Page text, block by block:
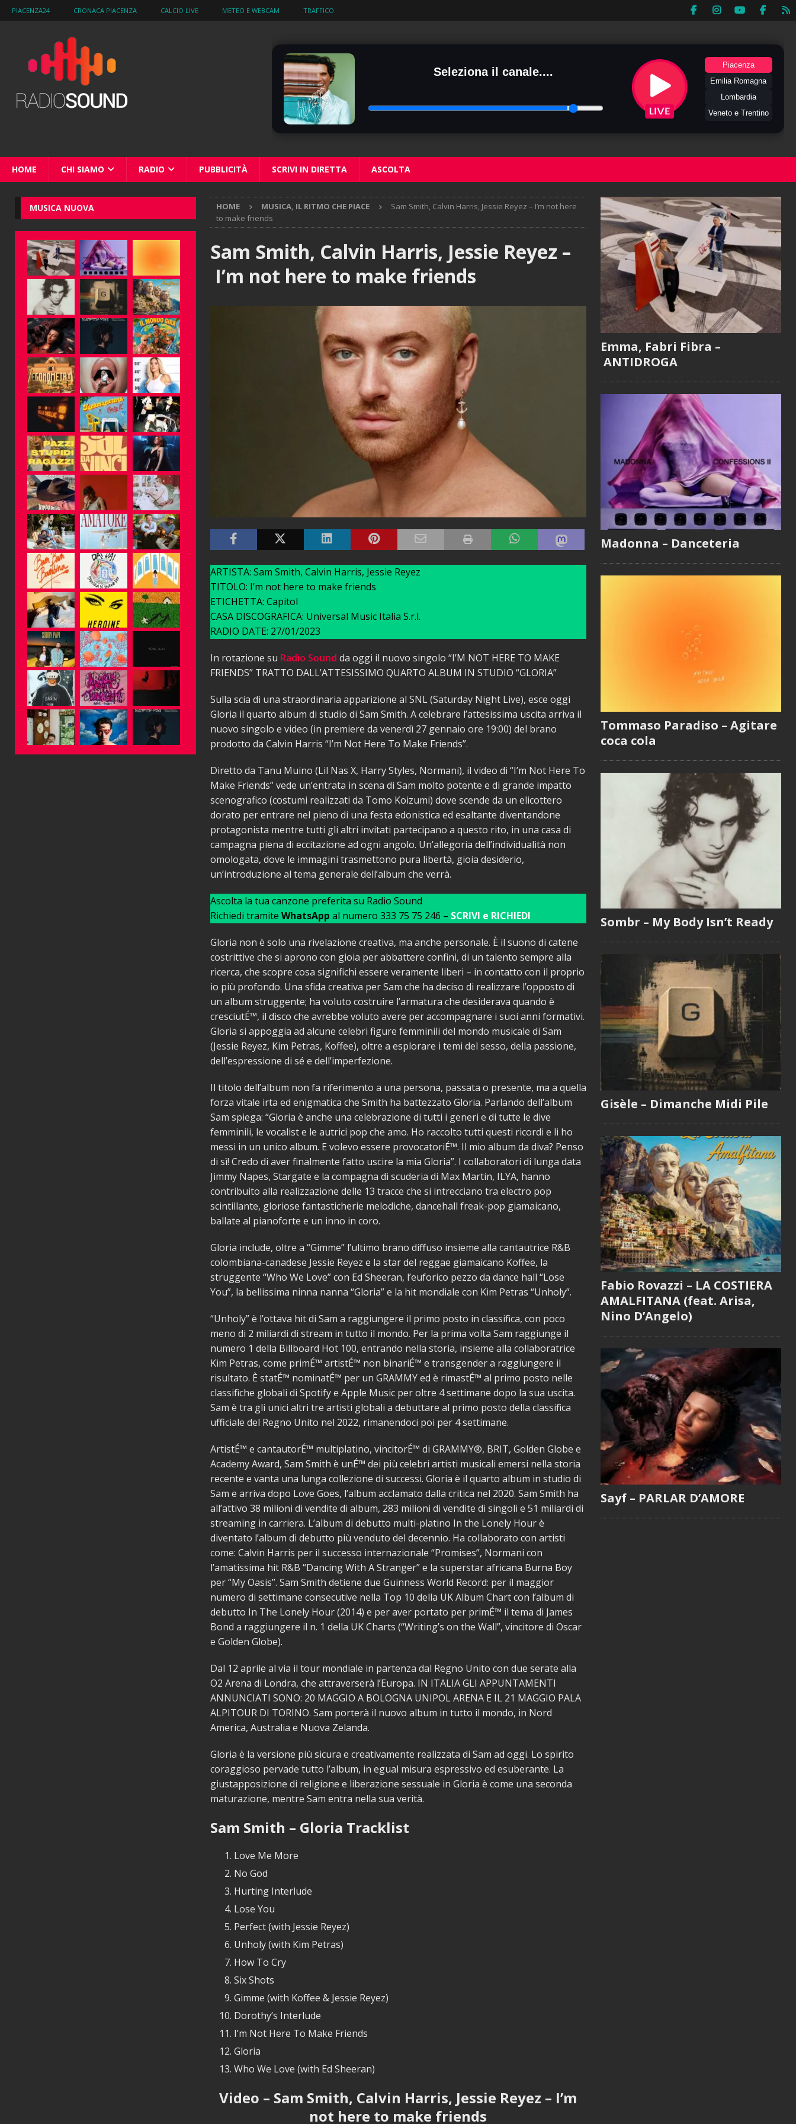
PIACENZA24 CRONACA PIACENZA CALCIO LIVE METEO E WEBCAM TRAFFICO
Seleziona il canale....
Piacenza
Emilia Romagna
Lombardia
Veneto e Trentino
HOME CHI SIAMO RADIO PUBBLICITÀ SCRIVI IN DIRETTA ASCOLTA
HOME MUSICA, IL RITMO CHE PIACE
Sam Smith, Calvin Harris, Jessie Reyez – I’m not here
to make friends
Sam Smith, Calvin Harris, Jessie Reyez –
I’m not here to make friends
ARTISTA: Sam Smith, Calvin Harris, Jessie Reyez
TITOLO: I’m not here to make friends
ETICHETTA: Capitol
CASA DISCOGRAFICA: Universal Music Italia S.r.l.
RADIO DATE: 27/01/2023
In rotazione su Radio Sound da oggi il nuovo singolo “I’M NOT HERE TO MAKE
FRIENDS” TRATTO DALL’ATTESISSIMO QUARTO ALBUM IN STUDIO “GLORIA”
Sulla scia di una straordinaria apparizione al SNL (Saturday Night Live), esce oggi
Gloria il quarto album di studio di Sam Smith. A celebrare l’attesissima uscita arriva il
nuovo singolo e video (in premiere da venerdì 27 gennaio ore 19:00) del brano
prodotto da Calvin Harris “I’m Not Here To Make Friends”.
Diretto da Tanu Muino (Lil Nas X, Harry Styles, Normani), il video di “I’m Not Here To
Make Friends” vede un’entrata in scena di Sam molto potente e di grande impatto
scenografico (costumi realizzati da Tomo Koizumi) dove scende da un elicottero
dorato per entrare nel pieno di una festa edonistica ed esaltante diventandone
protagonista mentre tutti gli altri invitati partecipano a questo rito, in una casa di
campagna piena di eccitazione ad ogni angolo. Un’allegoria dell’individualità non
omologata, dove le immagini trasmettono pura libertà, gioia desiderio,
un’introduzione al tema generale dell’album che verrà.
Ascolta la tua canzone preferita su Radio Sound
Richiedi tramite WhatsApp al numero 333 75 75 246 – SCRIVI e RICHIEDI
Gloria non è solo una rivelazione creativa, ma anche personale. È il suono di catene
costrittive che si aprono con gioia per abbattere confini, di un talento sempre alla
ricerca, che scopre cosa significhi essere veramente liberi – in contatto con il proprio
io più profondo. Una sfida creativa per Sam che ha deciso di realizzare l’opposto di
un album struggente; ha voluto costruire l’armatura che desiderava quando è
cresciutÉ™, il disco che avrebbe voluto avere per accompagnare i suoi anni formativi.
Gloria si appoggia ad alcune celebri figure femminili del mondo musicale di Sam
(Jessie Reyez, Kim Petras, Koffee), oltre a esplorare i temi del sesso, della passione,
dell’espressione di sé e dell’imperfezione.
Il titolo dell’album non fa riferimento a una persona, passata o presente, ma a quella
forza vitale irta ed enigmatica che Smith ha battezzato Gloria. Parlando dell’album
Sam spiega: “Gloria è anche una celebrazione di tutti i generi e di tutte le dive
femminili, le vocalist e le autrici pop che amo. Ho raccolto tutti questi ricordi e li ho
messi in un unico album. E volevo essere provocatoriÉ™. Il mio album da diva? Penso
di sì! Credo di aver finalmente fatto uscire la mia Gloria”. I collaboratori di lunga data
Jimmy Napes, Stargate e la compagna di scuderia di Max Martin, ILYA, hanno
contribuito alla realizzazione delle 13 tracce che si intrecciano tra electro pop
scintillante, gloriose fantasticherie melodiche, dancehall freak-pop giamaicano,
ballate al pianoforte e un inno in coro.
Gloria include, oltre a “Gimme” l’ultimo brano diffuso insieme alla cantautrice R&B
colombiana-canadese Jessie Reyez e la star del reggae giamaicano Koffee, la
struggente “Who We Love” con Ed Sheeran, l’euforico pezzo da dance hall “Lose
You”, la bellissima ninna nanna “Gloria” e la hit mondiale con Kim Petras “Unholy”.
“Unholy” è l’ottava hit di Sam a raggiungere il primo posto in classifica, con poco
meno di 2 miliardi di stream in tutto il mondo. Per la prima volta Sam raggiunge il
numero 1 della Billboard Hot 100, entrando nella storia, insieme alla collaboratrice
Kim Petras, come primÉ™ artistÉ™ non binariÉ™ e transgender a raggiungere il
risultato. È statÉ™ nominatÉ™ per un GRAMMY ed è rimastÉ™ al primo posto nelle
classifiche globali di Spotify e Apple Music per oltre 4 settimane dopo la sua uscita.
Sam è tra gli unici altri tre artisti globali a debuttare al primo posto della classifica
ufficiale del Regno Unito nel 2022, rimanendoci poi per 4 settimane.
ArtistÉ™ e cantautorÉ™ multiplatino, vincitorÉ™ di GRAMMY®, BRIT, Golden Globe e
Academy Award, Sam Smith è unÉ™ dei più celebri artisti musicali emersi nella storia
recente e vanta una lunga collezione di successi. Gloria è il quarto album in studio di
Sam e arriva dopo Love Goes, l’album acclamato dalla critica nel 2020. Sam Smith ha
all’attivo 38 milioni di vendite di album, 283 milioni di vendite di singoli e 51 miliardi di
streaming in carriera. L’album di debutto multi-platino In the Lonely Hour è
diventato l’album di debutto più venduto del decennio. Ha collaborato con artisti
come: Calvin Harris per il successo internazionale “Promises”, Normani con
l’amatissima hit R&B “Dancing With A Stranger” e la superstar africana Burna Boy
per “My Oasis”. Sam Smith detiene due Guinness World Record: per il maggior
numero di settimane consecutive nella Top 10 della UK Album Chart con l’album di
debutto In The Lonely Hour (2014) e per aver portato per primÉ™ il tema di James
Bond a raggiungere il n. 1 della UK Charts (“Writing’s on the Wall”, vincitore di Oscar
e Golden Globe).
Dal 12 aprile al via il tour mondiale in partenza dal Regno Unito con due serate alla
O2 Arena di Londra, che attraverserà l’Europa. IN ITALIA GLI APPUNTAMENTI
ANNUNCIATI SONO: 20 MAGGIO A BOLOGNA UNIPOL ARENA E IL 21 MAGGIO PALA
ALPITOUR DI TORINO. Sam porterà il nuovo album in tutto il mondo, in Nord
America, Australia e Nuova Zelanda.
Gloria è la versione più sicura e creativamente realizzata di Sam ad oggi. Lo spirito
coraggioso pervade tutto l’album, in egual misura espressivo ed esuberante. La
giustapposizione di religione e liberazione sessuale in Gloria è come una seconda
maturazione, mentre Sam entra nella sua verità.
Sam Smith – Gloria Tracklist
Love Me More
No God
Hurting Interlude
Lose You
Perfect (with Jessie Reyez)
Unholy (with Kim Petras)
How To Cry
Six Shots
Gimme (with Koffee & Jessie Reyez)
Dorothy’s Interlude
I’m Not Here To Make Friends
Gloria
Who We Love (with Ed Sheeran)
Video – Sam Smith, Calvin Harris, Jessie Reyez – I’m
not here to make friends
MUSICA NUOVA
Emma, Fabri Fibra –
ANTIDROGA
Madonna – Danceteria
Tommaso Paradiso – Agitare
coca cola
Sombr – My Body Isn’t Ready
Gisèle – Dimanche Midi Pile
Fabio Rovazzi – LA COSTIERA
AMALFITANA (feat. Arisa,
Nino D’Angelo)
Sayf – PARLAR D’AMORE